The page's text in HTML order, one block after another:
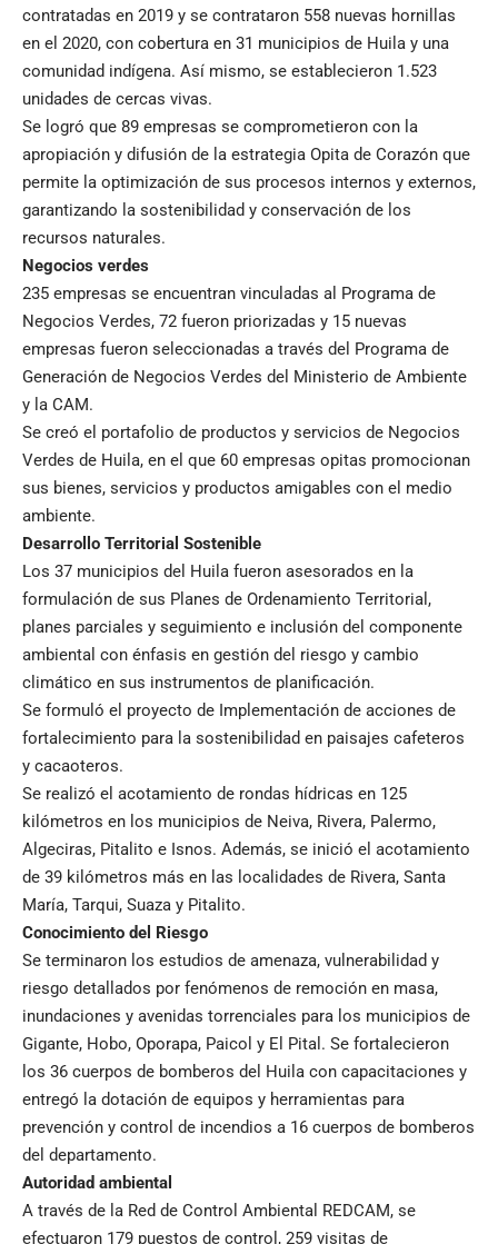
contratadas en 2019 y se contrataron 558 nuevas hornillas
en el 2020, con cobertura en 31 municipios de Huila y una
comunidad indígena. Así mismo, se establecieron 1.523
unidades de cercas vivas.
Se logró que 89 empresas se comprometieron con la
apropiación y difusión de la estrategia Opita de Corazón que
permite la optimización de sus procesos internos y externos,
garantizando la sostenibilidad y conservación de los
recursos naturales.
Negocios verdes
235 empresas se encuentran vinculadas al Programa de
Negocios Verdes, 72 fueron priorizadas y 15 nuevas
empresas fueron seleccionadas a través del Programa de
Generación de Negocios Verdes del Ministerio de Ambiente
y la CAM.
Se creó el portafolio de productos y servicios de Negocios
Verdes de Huila, en el que 60 empresas opitas promocionan
sus bienes, servicios y productos amigables con el medio
ambiente.
Desarrollo Territorial Sostenible
Los 37 municipios del Huila fueron asesorados en la
formulación de sus Planes de Ordenamiento Territorial,
planes parciales y seguimiento e inclusión del componente
ambiental con énfasis en gestión del riesgo y cambio
climático en sus instrumentos de planificación.
Se formuló el proyecto de Implementación de acciones de
fortalecimiento para la sostenibilidad en paisajes cafeteros
y cacaoteros.
Se realizó el acotamiento de rondas hídricas en 125
kilómetros en los municipios de Neiva, Rivera, Palermo,
Algeciras, Pitalito e Isnos. Además, se inició el acotamiento
de 39 kilómetros más en las localidades de Rivera, Santa
María, Tarqui, Suaza y Pitalito.
Conocimiento del Riesgo
Se terminaron los estudios de amenaza, vulnerabilidad y
riesgo detallados por fenómenos de remoción en masa,
inundaciones y avenidas torrenciales para los municipios de
Gigante, Hobo, Oporapa, Paicol y El Pital. Se fortalecieron
los 36 cuerpos de bomberos del Huila con capacitaciones y
entregó la dotación de equipos y herramientas para
prevención y control de incendios a 16 cuerpos de bomberos
del departamento.
Autoridad ambiental
A través de la Red de Control Ambiental REDCAM, se
efectuaron 179 puestos de control, 259 visitas de